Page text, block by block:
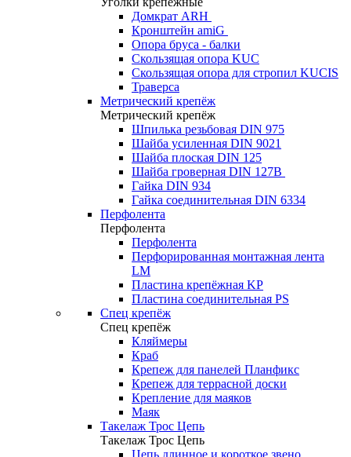
Домкрат ARH
Кронштейн amiG
Опора бруса - балки
Скользящая опора KUC
Скользящая опора для стропил KUCIS
Траверса
Метрический крепёж
Метрический крепёж
Шпилька резьбовая DIN 975
Шайба усиленная DIN 9021
Шайба плоская DIN 125
Шайба гроверная DIN 127B
Гайка DIN 934
Гайка соединительная DIN 6334
Перфолента
Перфолента
Перфолента
Перфорированная монтажная лента
LM
Пластина крепёжная KP
Пластина соединительная PS
Спец крепёж
Спец крепёж
Кляймеры
Краб
Крепеж для панелей Планфикс
Крепеж для террасной доски
Крепление для маяков
Маяк
Такелаж Трос Цепь
Такелаж Трос Цепь
Цепь длинное и короткое звено